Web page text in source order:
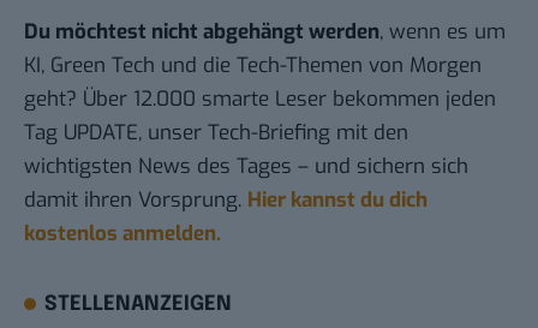
Du möchtest nicht abgehängt werden, wenn es um
KI, Green Tech und die Tech-Themen von Morgen
geht? Über 12.000 smarte Leser bekommen jeden
Tag UPDATE, unser Tech-Briefing mit den
wichtigsten News des Tages – und sichern sich
damit ihren Vorsprung. Hier kannst du dich
kostenlos anmelden.
STELLENANZEIGEN